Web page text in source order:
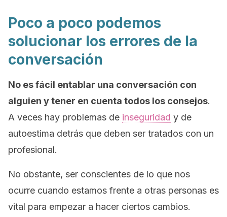
Poco a poco podemos
solucionar los errores de la
conversación
No es fácil entablar una conversación con
alguien y tener en cuenta todos los consejos.
A veces hay problemas de inseguridad y de
autoestima detrás que deben ser tratados con un
profesional.
No obstante, ser conscientes de lo que nos
ocurre cuando estamos frente a otras personas es
vital para empezar a hacer ciertos cambios.